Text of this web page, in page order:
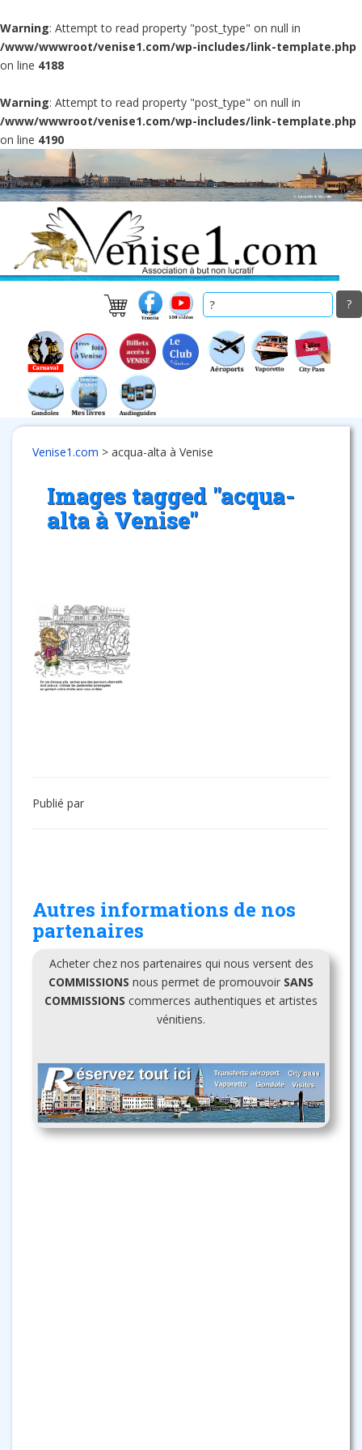
Warning: Attempt to read property "post_type" on null in
/www/wwwroot/venise1.com/wp-includes/link-template.php
on line 4188
Warning: Attempt to read property "post_type" on null in
/www/wwwroot/venise1.com/wp-includes/link-template.php
on line 4190
to
main
Venise1.com > acqua-alta à Venise
Images tagged "acqua-
alta à Venise"
Publié par
Autres informations de nos
partenaires
Acheter chez nos partenaires qui nous versent des
COMMISSIONS nous permet de promouvoir SANS
COMMISSIONS commerces authentiques et artistes
vénitiens.